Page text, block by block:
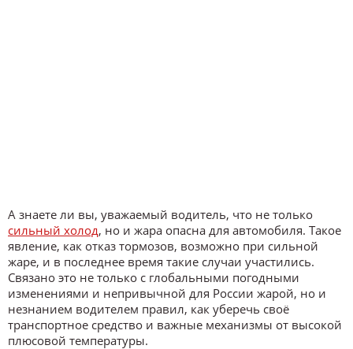
А знаете ли вы, уважаемый водитель, что не только
сильный холод, но и жара опасна для автомобиля. Такое
явление, как отказ тормозов, возможно при сильной
жаре, и в последнее время такие случаи участились.
Связано это не только с глобальными погодными
изменениями и непривычной для России жарой, но и
незнанием водителем правил, как уберечь своё
транспортное средство и важные механизмы от высокой
плюсовой температуры.